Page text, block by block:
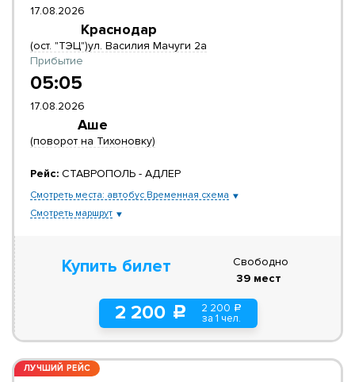
17.08.2026
Краснодар
(ост. "ТЭЦ")ул. Василия Мачуги 2а
Прибытие
05:05
17.08.2026
Аше
(поворот на Тихоновку)
Рейс: СТАВРОПОЛЬ - АДЛЕР
Смотреть места: автобус Временная схема
Смотреть маршрут
Купить билет
2 200 c 2 200 a
за 1 чел.
Свободно
39 мест
ЛУЧШИЙ РЕЙС